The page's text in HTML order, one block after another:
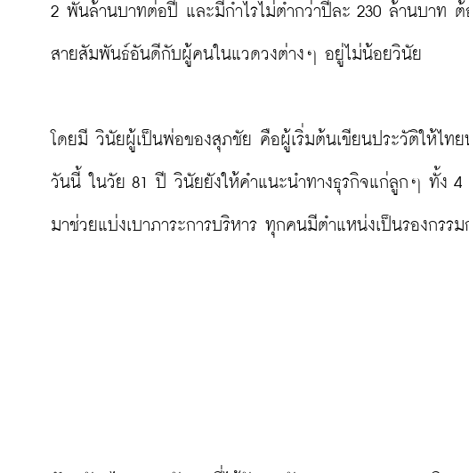
2 พันล้านบาทต่อปี และมีกำไรไม่ต่ำกว่าปีละ 230 ล้านบาท
สายสัมพันธ์อันดีกับผู้คนในแวดวงต่างๆ อยู่ไม่น้อยวินัย
โดยมี วินัยผู้เป็นพ่อของสุภชัย คือผู้เริ่มต้นเขียนประวัติให้ไ
วันนี้ ในวัย 81 ปี วินัยยังให้คำแนะนำทางธุรกิจแก่ลูกๆ ทั้ง
มาช่วยแบ่งเบาภาระการบริหาร ทุกคนมีตำแหน่งเป็นรองกรร